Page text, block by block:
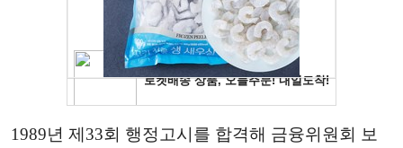
1989년 제33회 행정고시를 합격해 금융위원회 보